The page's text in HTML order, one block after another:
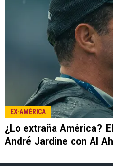
LEE TAMBIÉN